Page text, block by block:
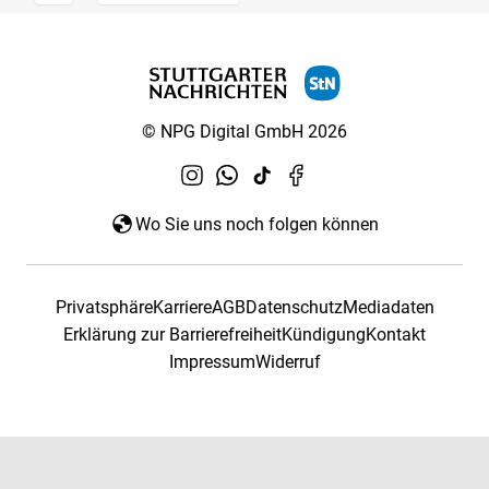
© NPG Digital GmbH 2026
Wo Sie uns noch folgen können
PrivatsphäreKarriereAGBDatenschutzMediadaten
Erklärung zur BarrierefreiheitKündigungKontakt
ImpressumWiderruf